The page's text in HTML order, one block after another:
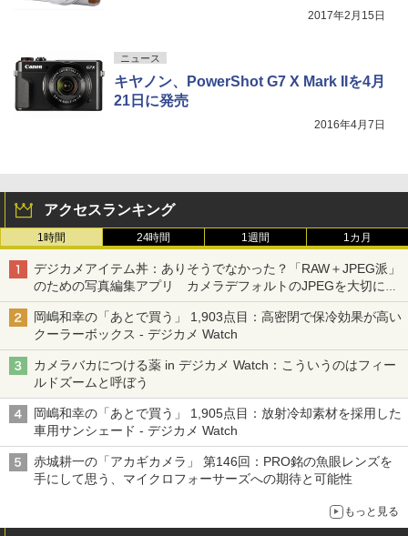
2017年2月15日
ニュース
キヤノン、PowerShot G7 X Mark IIを4月
21日に発売
2016年4月7日
アクセスランキング
1時間 24時間 1週間 1カ月
デジカメアイテム丼：ありそうでなかった？「RAW＋JPEG派」
のための写真編集アプリ カメラデフォルトのJPEGを大切にす
る「Filmator」
岡嶋和幸の「あとで買う」 1,903点目：高密閉で保冷効果が高い
クーラーボックス - デジカメ Watch
カメラバカにつける薬 in デジカメ Watch：こういうのはフィー
ルドズームと呼ぼう
岡嶋和幸の「あとで買う」 1,905点目：放射冷却素材を採用した
車用サンシェード - デジカメ Watch
赤城耕一の「アカギカメラ」 第146回：PRO銘の魚眼レンズを
手にして思う、マイクロフォーサーズへの期待と可能性
もっと見る